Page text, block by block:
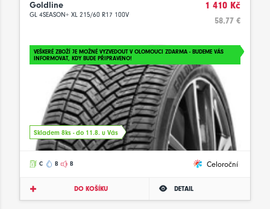
Goldline
GL 4SEASON+ XL 215/60 R17 100V
1 410 Kč
58.77 €
VEŠKERÉ ZBOŽÍ JE MOŽNÉ VYZVEDOUT V OLOMOUCI ZDARMA - BUDEME VÁS
INFORMOVAT, KDY BUDE PŘIPRAVENO!
Skladem 8ks - do 11.8. u Vás
C B B Celoroční
DO KOŠÍKU DETAIL